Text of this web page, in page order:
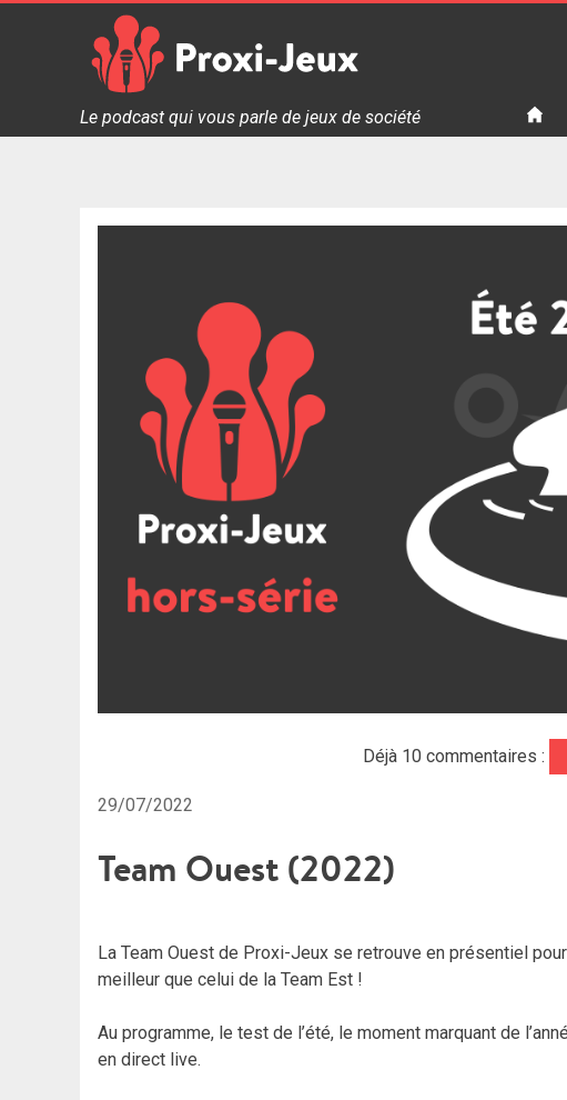
Proxi Jeux - Le podcast qui vous parle de jeux de société
Le podcast qui vous parle de jeux de société
Déjà 10 commentaires :
29/07/2022
Team Ouest (2022)
La Team Ouest de Proxi-Jeux se retrouve en présentiel
meilleur que celui de la Team Est !
Au programme, le test de l’été, le moment marquant de
en direct live.